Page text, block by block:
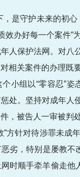
，是守护未来的初
效办好每一个案件
人保护法网。对八
相关案件的办理既
小组以“零容忍”
处。坚持对成年
，被告人一审被判
”方针对待涉罪未
劣，特别是屡教不
时顺手牵羊偷走